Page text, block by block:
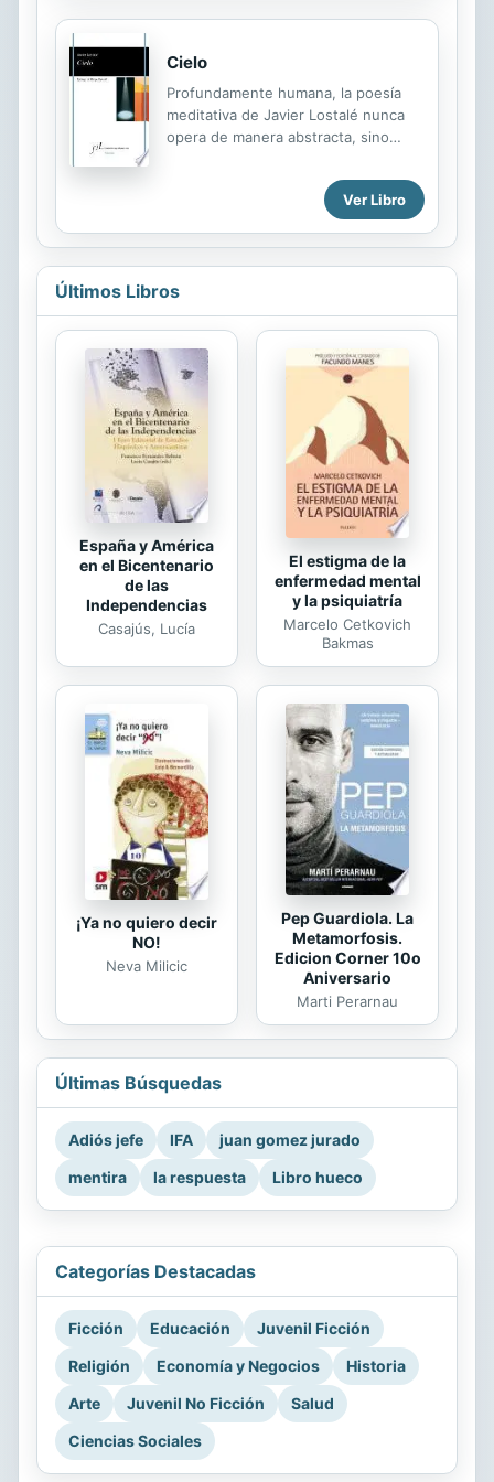
Cielo
Profundamente humana, la poesía
meditativa de Javier Lostalé nunca
opera de manera abstracta, sino
lo real el punto de partida y de
llegada de cualquier reflexión. En
Cielo, el poeta lleva a cabo un
proceso de sublimación, de
concentración expresiva, que si ya
era perceptible en sus libros
anteriores, aquí adquiere toda su
plenitud. En él la desnudez, la
depuración son primordiales. Ya no
asistimos de forma explícita a la
carga autobiográfica, sino que todos
los elementos están sometidos auna
prueba de despojamiento, de
esencialidad, de...
Ver Libro
Últimos Libros
España y América
en el Bicentenario
de las
Independencias
Casajús, Lucía
El estigma de la
enfermedad mental
y la psiquiatría
Marcelo Cetkovich
Bakmas
¡Ya no quiero decir
NO!
Neva Milicic
Pep Guardiola. La
Metamorfosis.
Edicion Corner 10o
Aniversario
Marti Perarnau
Últimas Búsquedas
Adiós jefe IFA
juan gomez jurado
mentira
la respuesta Libro hueco
Categorías Destacadas
Ficción Educación
Juvenil Ficción
Religión
Economía y Negocios
Historia
Arte
Juvenil No Ficción
Salud
Ciencias Sociales